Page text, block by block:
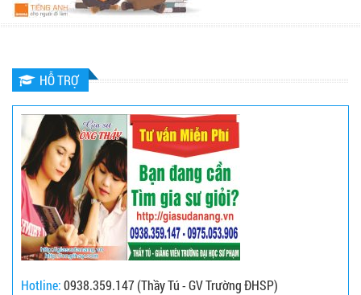
HỖ TRỢ
Hotline:0938.359.147 (Thầy Tú - GV Trường ĐHSP)